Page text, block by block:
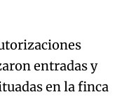
entradas y
en la finca